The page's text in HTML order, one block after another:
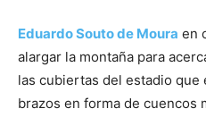
Eduardo Souto de Moura en
alargar la montaña para
las cubiertas del estadio que
brazos en forma de cuencos